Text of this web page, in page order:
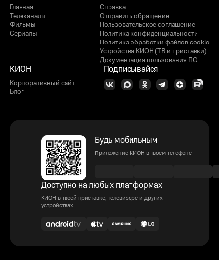
Главная
Телеканалы
Фильмы
Сериалы
Справка
Отправить обращение
Пользовательское соглашение
Политика конфиденциальности
Политика обработки файлов cookie
Устройства КИОН (ТВ и приставки)
Документация пользования ПО
КИОН
Корпоративный сайт
Блог
Подписывайся
Будь мобильным
Приложение КИОН в твоем телефоне
Доступно на любых платформах
КИОН в твоей приставке, телевизоре и других
устройствах